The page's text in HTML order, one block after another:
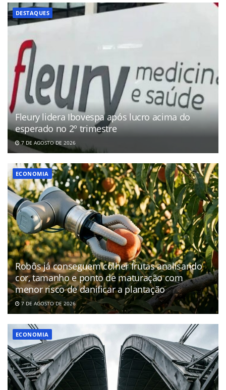
DESTAQUES
Fleury lidera Ibovespa após lucro acima do
esperado no 2º trimestre
7 DE AGOSTO DE 2026
ECONOMIA
Robôs já conseguem colher frutas analisando
cor, tamanho e ponto de maturação com
menor risco de danificar a plantação
7 DE AGOSTO DE 2026
ECONOMIA